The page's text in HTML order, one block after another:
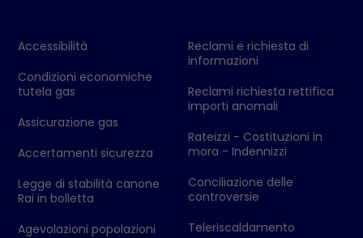
Accessibilità
Condizioni economiche
tutela gas
Assicurazione gas
Accertamenti sicurezza
Legge di stabilità canone
Rai in bolletta
Agevolazioni popolazioni
Reclami e richiesta di
informazioni
Reclami richiesta rettifica
importi anomali
Rateizzi - Costituzioni in
mora - Indennizzi
Conciliazione delle
controversie
Teleriscaldamento